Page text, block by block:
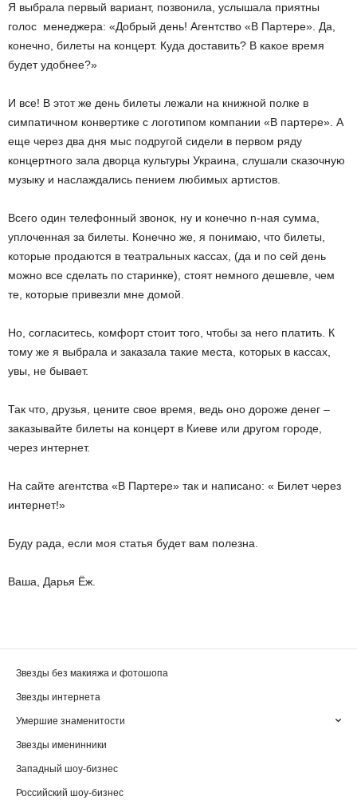
Я выбрала первый вариант, позвонила, услышала приятны
голос менеджера: «Добрый день! Агентство «В Партере». Да,
конечно, билеты на концерт. Куда доставить? В какое время
будет удобнее?»
И все! В этот же день билеты лежали на книжной полке в
симпатичном конвертике с логотипом компании «В партере». А
еще через два дня мыс подругой сидели в первом ряду
концертного зала дворца культуры Украина, слушали сказочную
музыку и наслаждались пением любимых артистов.
Всего один телефонный звонок, ну и конечно n-ная сумма,
уплоченная за билеты. Конечно же, я понимаю, что билеты,
которые продаются в театральных кассах, (да и по сей день
можно все сделать по старинке), стоят немного дешевле, чем
те, которые привезли мне домой.
Но, согласитесь, комфорт стоит того, чтобы за него платить. К
тому же я выбрала и заказала такие места, которых в кассах,
увы, не бывает.
Так что, друзья, цените свое время, ведь оно дороже денег –
заказывайте билеты на концерт в Киеве или другом городе,
через интернет.
На сайте агентства «В Партере» так и написано: « Билет через
интернет!»
Буду рада, если моя статья будет вам полезна.
Ваша, Дарья Ёж.
Звезды без макияжа и фотошопа
Звезды интернета
Умершие знаменитости
Звезды именинники
Западный шоу-бизнес
Российский шоу-бизнес